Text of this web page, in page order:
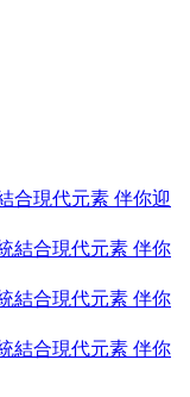
合現代元素 伴你迎